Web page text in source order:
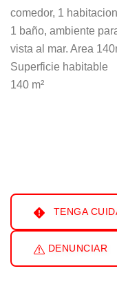
comedor, 1
1 baño, ambiente
vista al mar. Area
Superficie habitable
140 m²
TENGA
DENUNCIAR